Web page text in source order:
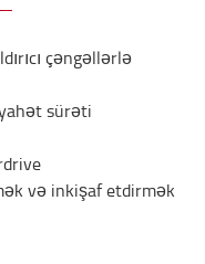
çəngəllərlə
sürəti
və inkişaf etdirmək